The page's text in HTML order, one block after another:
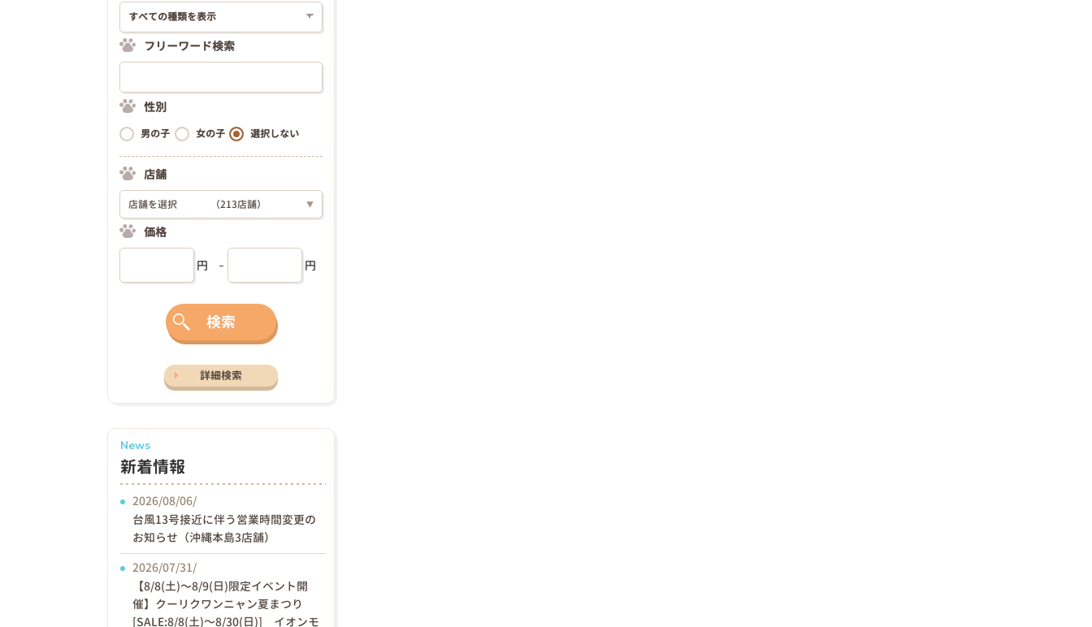
フリーワード検索
性別
男の子 女の子 選択しない
店舗
店舗を選択 （213店舗） ▼
価格
円 円
検索
詳細検索
News
新着情報
2026/08/06/
台風13号接近に伴う営業時間変更の
お知らせ（沖縄本島3店舗）
2026/07/31/
【8/8(土)〜8/9(日)限定イベント開
催】クーリクワンニャン夏まつり
[SALE:8/8(土)～8/30(日)] イオンモ